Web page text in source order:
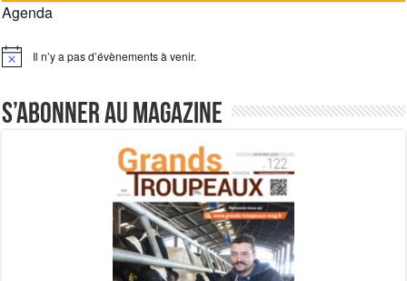
Agenda
Notice Il n’y a pas d’évènements à venir.
S’abonner au magazine